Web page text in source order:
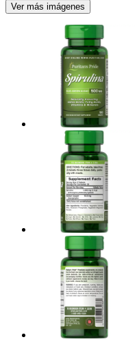
Ver más imágenes